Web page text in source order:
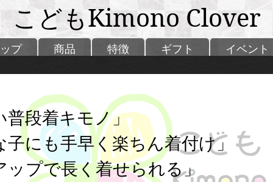
こどもKimono Clover
プ 商品 特徴 ギフト イベント
普段着キモノ」
にも手早く楽ちん着付け」
プで長く着せられる」